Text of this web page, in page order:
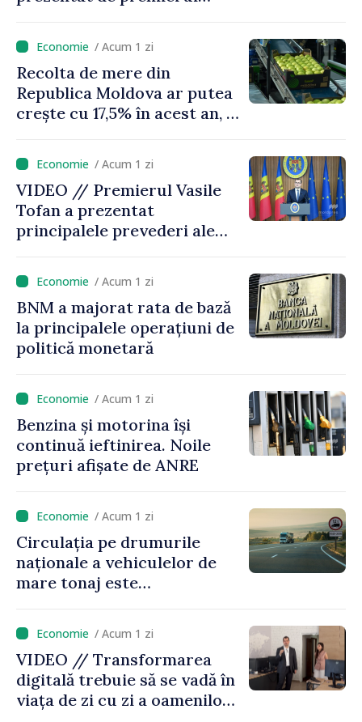
puțin munca, stimulăm
investițiile, taxăm viciile și
echilibrăm taxarea
consumului”
/ Acum 1 zi
Recolta de mere din
Republica Moldova ar putea
crește cu 17,5% în acest an, în
este estimată în scădere
/ Acum 1 zi
VIDEO // Premierul Vasile
Tofan a prezentat
principalele prevederi ale
2027
/ Acum 1 zi
BNM a majorat rata de bază
la principalele operațiuni de
politică monetară
/ Acum 1 zi
Benzina și motorina își
continuă ieftinirea. Noile
prețuri afișate de ANRE
/ Acum 1 zi
Circulația pe drumurile
naționale a vehiculelor de
mare tonaj este
caniculă
/ Acum 1 zi
VIDEO // Transformarea
digitală trebuie să se vadă în
viața de zi cu zi a oamenilor